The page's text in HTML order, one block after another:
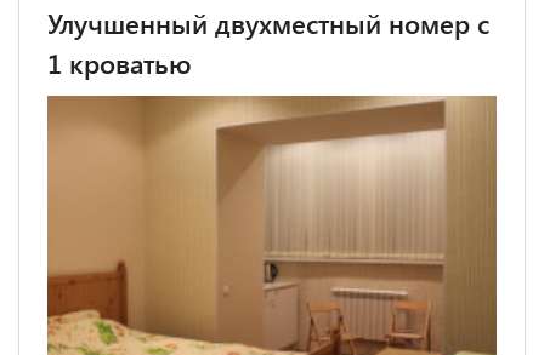
Улучшенный двухместный номер с
1 кроватью